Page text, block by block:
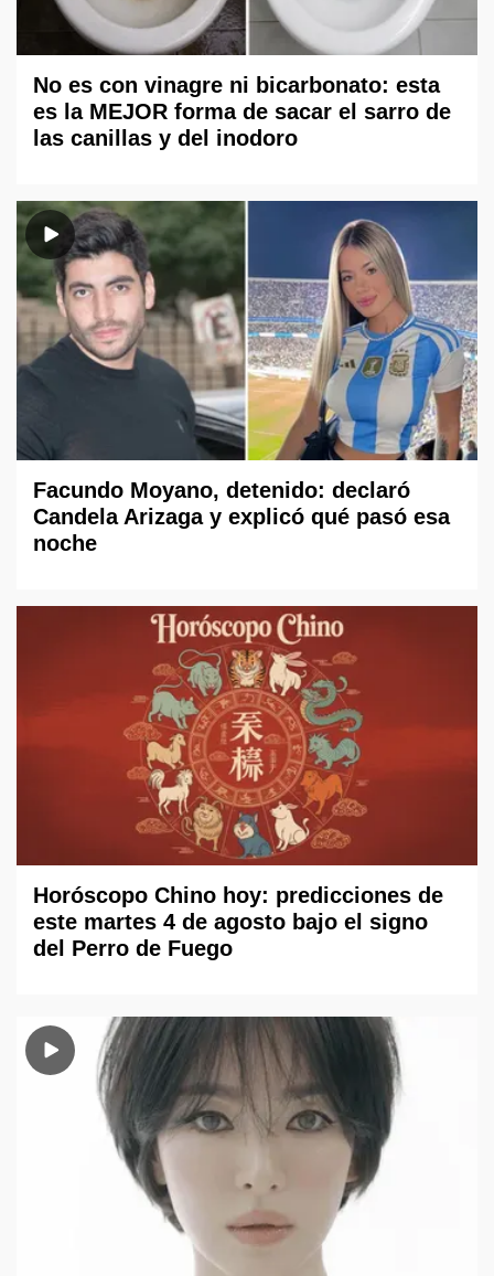
No es con vinagre ni bicarbonato: esta
es la MEJOR forma de sacar el sarro de
las canillas y del inodoro
Facundo Moyano, detenido: declaró
Candela Arizaga y explicó qué pasó esa
noche
Horóscopo Chino hoy: predicciones de
este martes 4 de agosto bajo el signo
del Perro de Fuego